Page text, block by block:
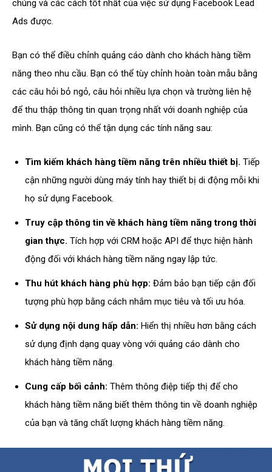
chúng và các cách tốt nhất của việc sử dụng Facebook Lead
Ads được.
Bạn có thể điều chỉnh quảng cáo dành cho khách hàng tiềm
năng theo nhu cầu. Bạn có thể tùy chỉnh hoàn toàn mẫu bằng
các câu hỏi bỏ ngỏ, câu hỏi nhiều lựa chọn và trường liên hệ
để thu thập thông tin quan trọng nhất với doanh nghiệp của
mình. Bạn cũng có thể tận dụng các tính năng sau:
Tìm kiếm khách hàng tiềm năng trên nhiều thiết bị. Tiếp
cận những người dùng máy tính hay thiết bị di động mỗi khi
họ sử dụng Facebook.
Truy cập thông tin về khách hàng tiềm năng trong thời
gian thực. Tích hợp với CRM hoặc API để thực hiện hành
động đối với khách hàng tiềm năng ngay lập tức.
Thu hút khách hàng phù hợp: Đảm bảo bạn tiếp cận đối
tượng phù hợp bằng cách nhắm mục tiêu và tối ưu hóa.
Sử dụng nội dung hấp dẫn: Hiển thị nhiều hơn bằng cách
sử dụng định dạng quay vòng với quảng cáo dành cho
khách hàng tiềm năng.
Cung cấp bối cảnh: Thêm thông điệp tiếp thị để cho
khách hàng tiềm năng biết thêm thông tin về doanh nghiệp
của bạn và tăng chất lượng khách hàng tiềm năng.